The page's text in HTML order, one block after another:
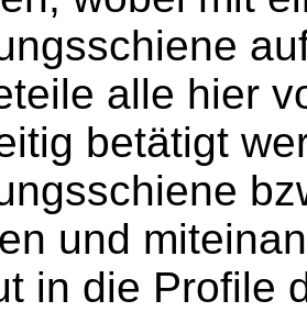
alle hier
betätigt
und
in die Profile